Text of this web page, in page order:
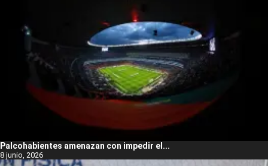
Palcohabientes amenazan con impedir el...
8 junio, 2026